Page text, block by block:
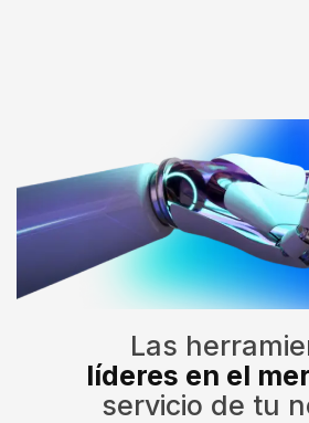
Las
líderes en el
servicio de tu